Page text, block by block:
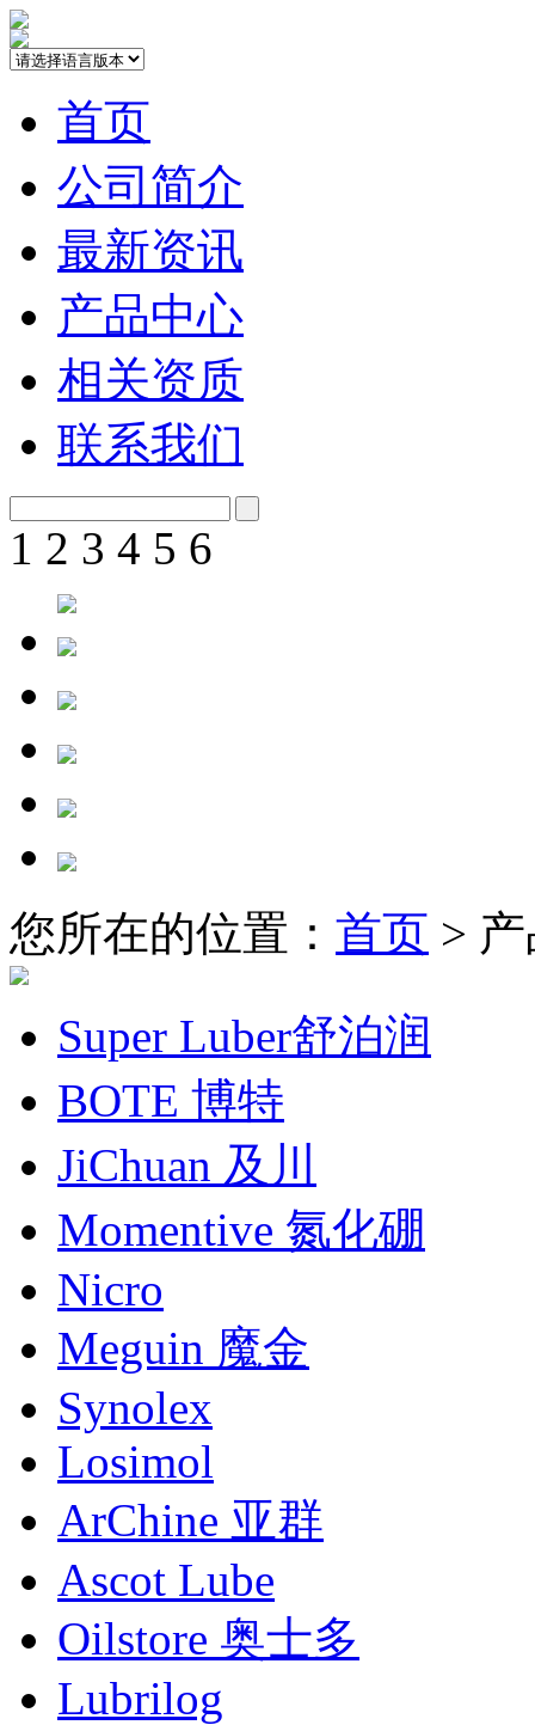
首页
公司简介
最新资讯
产品中心
相关资质
联系我们
1 2 3 4 5 6
您所在的位置： 首页 >
Super Luber舒泊润
BOTE 博特
JiChuan 及川
Momentive 氮化硼
Nicro
Meguin 魔金
Synolex
Losimol
ArChine 亚群
Ascot Lube
Oilstore 奥士多
Lubrilog